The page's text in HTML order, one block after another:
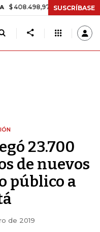
+$ 8.753,81 +2,19%
SUSCRÍBASE
23.700
de nuevos
público a
de 2019